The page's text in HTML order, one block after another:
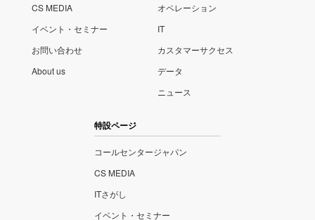
CS MEDIA
イベント・セミナー
お問い合わせ
About us
オペレーション
IT
カスタマーサクセス
データ
ニュース
特設ページ
コールセンタージャパン
CS MEDIA
ITさがし
イベント・セミナー